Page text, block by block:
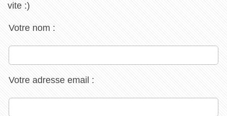
vite :)
Votre nom :
Votre adresse email :